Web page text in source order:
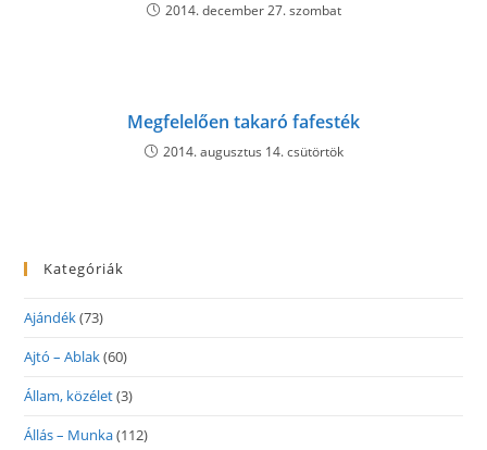
2014. december 27. szombat
Megfelelően takaró fafesték
2014. augusztus 14. csütörtök
Kategóriák
Ajándék(73)
Ajtó – Ablak(60)
Állam, közélet(3)
Állás – Munka(112)